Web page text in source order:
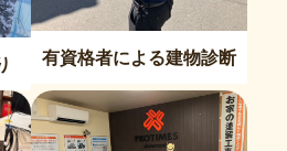
有資格者による建物診断